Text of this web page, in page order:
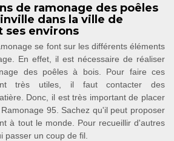
de ramonage des poêles
dans la ville de
ses environs
se font sur les différents éléments
En effet, il est nécessaire de réaliser
des poêles à bois. Pour faire ces
très utiles, il faut contacter des
Donc, il est très important de placer
95. Sachez qu'il peut proposer
à tout le monde. Pour recueillir d'autres
passer un coup de fil.